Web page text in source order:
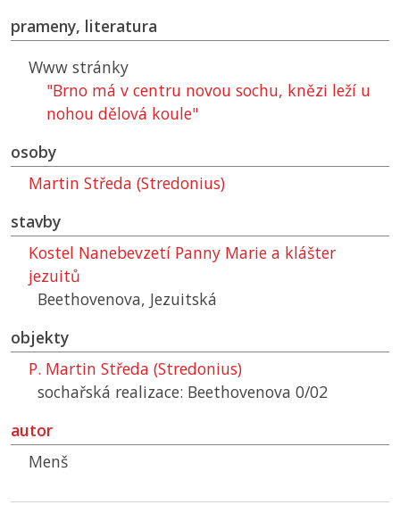
prameny, literatura
Www stránky
"Brno má v centru novou sochu, knězi leží u
nohou dělová koule"
osoby
Martin Středa (Stredonius)
stavby
Kostel Nanebevzetí Panny Marie a klášter
jezuitů
Beethovenova, Jezuitská
objekty
P. Martin Středa (Stredonius)
sochařská realizace: Beethovenova 0/02
autor
Menš